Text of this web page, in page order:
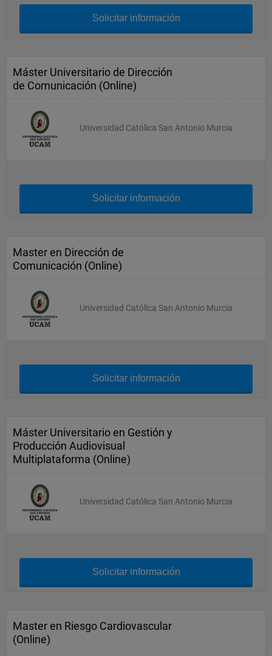
Solicitar información
Máster Universitario de Dirección
de Comunicación (Online)
Universidad Católica San Antonio Murcia
Solicitar información
Master en Dirección de
Comunicación (Online)
Universidad Católica San Antonio Murcia
Solicitar información
Máster Universitario en Gestión y
Producción Audiovisual
Multiplataforma (Online)
Universidad Católica San Antonio Murcia
Solicitar información
Master en Riesgo Cardiovascular
(Online)